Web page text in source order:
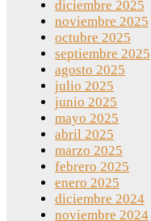
diciembre 2025
noviembre 2025
octubre 2025
septiembre 2025
agosto 2025
julio 2025
junio 2025
mayo 2025
abril 2025
marzo 2025
febrero 2025
enero 2025
diciembre 2024
noviembre 2024